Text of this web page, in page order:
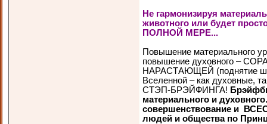
Не гармонизируя
животного или будет
ПОЛНОЙ МЕРЕ...
Повышение материального
повышение духовного –
НАРАСТАЮЩЕЙ (поднятие
Вселенной – как духовные,
СТЭП-БРЭЙФИНГА!
материального и
совершенствование и
людей и общества по